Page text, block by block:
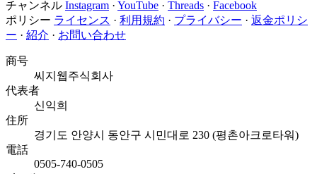
チャンネル Instagram · YouTube · Threads · Facebook
ポリシー ライセンス · 利用規約 · プライバシー · 返金ポリシ
ー · 紹介 · お問い合わせ
商号
씨지웹주식회사
代表者
신익희
住所
경기도 안양시 동안구 시민대로 230 (평촌아크로타워)
電話
0505-740-0505